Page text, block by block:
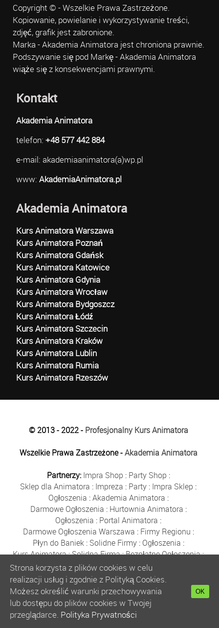
Copyright © - Wszelkie Prawa Zastrzeżone.
Kopiowanie, powielanie i wykorzystywanie treści,
zdjęć, grafik jest zabronione.
Marka - Akademia Animatora jest chroniona prawnie.
Podszywanie się pod Markę - Akademia Animatora
wiąże się z konsekwencjami prawnymi.
Kontakt
Akademia Animatora
telefon: +48 577 442 884
e-mail: akademiaanimatora(a)wp.pl
www: AkademiaAnimatora.pl
Akademia Animatora
Kurs Animatora Warszawa
Kurs Animatora Poznań
Kurs Animatora Gdańsk
Kurs Animatora Katowice
Kurs Animatora Gdynia
Kurs Animatora Wrocław
Kurs Animatora Bydgoszcz
Kurs Animatora Łódź
Kurs Animatora Szczecin
Kurs Animatora Kraków
Kurs Animatora Lublin
Kurs Animatora Rumia
Kurs Animatora Rzeszów
© 2013 - 2022 - Profesjonalny Kurs Animatora
Wszelkie Prawa Zastrzeżone -Akademia Animatora
Partnerzy: Impra Shop : Party Shop :
Sklep dla Animatora : Impreza : Party : Impra Sklep :
Ogłoszenia :Akademia Animatora :
Darmowe Ogłoszenia : Hurtownia Animatora :
Ogłoszenia : Portal Animatora :
Darmowe Ogłoszenia Warszawa : Firmy Regionu :
Płyn do Baniek: Solidne Firmy: Ogłoszenia :
Kurs Animatora:Solidna Firma:Bezpłatne Ogłoszenia:
Animator Czasu Wolnego:
Bezpłatne Ogłoszenia Warszawa:sklep animatora
Bańki Mydlane:Bezpłatne Ogłoszenia
Szkolenie Animatorów:Kurs Animatora
:
Kurs Animatora Warszawa :Rumia
Kurs Animatora Poznań:
Strona korzysta z plików cookies w celu
realizacji usług i zgodnie z Polityką Cookies.
Możesz określić warunki przechowywania
lub dostępu do plików cookies w Twojej
przeglądarce. Polityka Prywatności
OK